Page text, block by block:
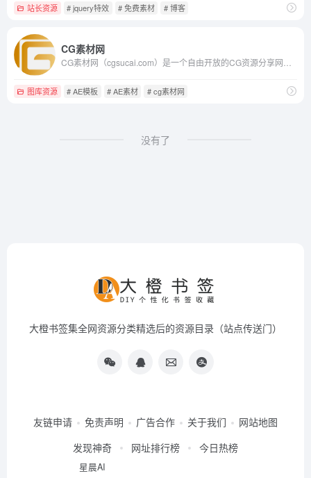
站长资源 # jquery特效 # 免费素材 # 博客
CG素材网
图库资源 # AE模板 # AE素材 # cg素材网
没有了
大橙书签集全网资源分类精选后的资源目录（站点传送门）
友链申请 免责声明 广告合作 关于我们
网站地图
发现神奇
星晨AI
网址排行榜 今日热榜